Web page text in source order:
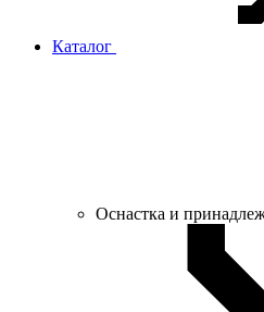
Каталог
Оснастка и